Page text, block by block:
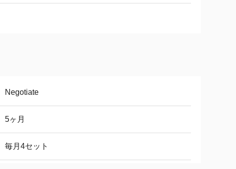
Negotiate
5ヶ月
毎月4セット